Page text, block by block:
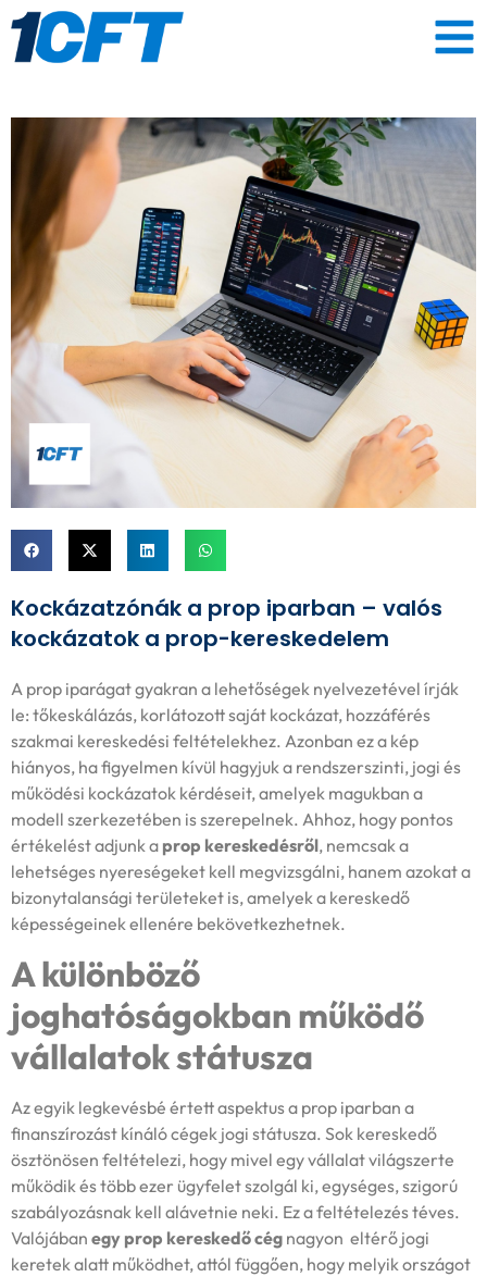
Kockázatzónák a prop iparban – valós
kockázatok a prop-kereskedelem
A prop iparágat gyakran a lehetőségek nyelvezetével írják
le: tőkeskálázás, korlátozott saját kockázat, hozzáférés
szakmai kereskedési feltételekhez. Azonban ez a kép
hiányos, ha figyelmen kívül hagyjuk a rendszerszinti, jogi és
működési kockázatok kérdéseit, amelyek magukban a
modell szerkezetében is szerepelnek. Ahhoz, hogy pontos
értékelést adjunk a prop kereskedésről, nemcsak a
lehetséges nyereségeket kell megvizsgálni, hanem azokat a
bizonytalansági területeket is, amelyek a kereskedő
képességeinek ellenére bekövetkezhetnek.
A különböző
joghatóságokban működő
vállalatok státusza
Az egyik legkevésbé értett aspektus a prop iparban a
finanszírozást kínáló cégek jogi státusza. Sok kereskedő
ösztönösen feltételezi, hogy mivel egy vállalat világszerte
működik és több ezer ügyfelet szolgál ki, egységes, szigorú
szabályozásnak kell alávetnie neki. Ez a feltételezés téves.
Valójában egy prop kereskedő cég nagyon eltérő jogi
keretek alatt működhet, attól függően, hogy melyik országot